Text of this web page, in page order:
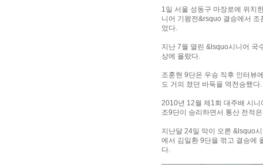
1일 서울 성동구 마장로에 위치
니어 기왕전&rsquo 결승에서
었다.
지난 7월 열린 &lsquo시니어 국
상에 올랐다.
조훈현 9단은 우승 직후 인터뷰
도 거의 졌던 바둑을 역전승했
2010년 12월 제1회 대주배 시
조9단이 승리하면서 통산 전적
지난달 24일 막이 오른 &lsquo
에서 김일환 9단을 꺾고 결승에
다.